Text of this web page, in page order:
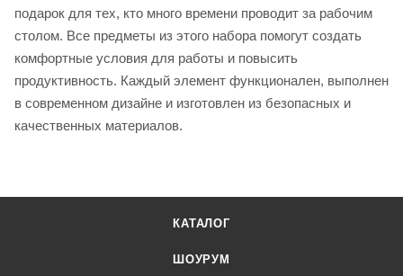
подарок для тех, кто много времени проводит за рабочим
столом. Все предметы из этого набора помогут создать
комфортные условия для работы и повысить
продуктивность. Каждый элемент функционален, выполнен
в современном дизайне и изготовлен из безопасных и
качественных материалов.
КАТАЛОГ
ШОУРУМ